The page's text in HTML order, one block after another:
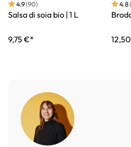
4.9(90)
Salsa di soia bio | 1 L
9,75 €*
4.8